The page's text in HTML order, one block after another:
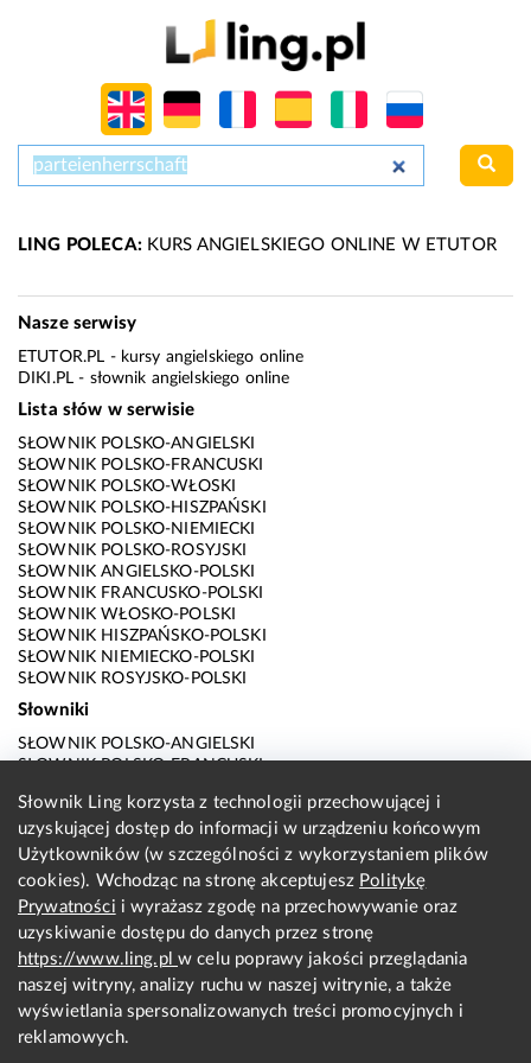
LING POLECA:KURS ANGIELSKIEGO ONLINE W ETUTOR
Nasze serwisy
ETUTOR.PL - kursy angielskiego online
DIKI.PL - słownik angielskiego online
Lista słów w serwisie
SŁOWNIK POLSKO-ANGIELSKI
SŁOWNIK POLSKO-FRANCUSKI
SŁOWNIK POLSKO-WŁOSKI
SŁOWNIK POLSKO-HISZPAŃSKI
SŁOWNIK POLSKO-NIEMIECKI
SŁOWNIK POLSKO-ROSYJSKI
SŁOWNIK ANGIELSKO-POLSKI
SŁOWNIK FRANCUSKO-POLSKI
SŁOWNIK WŁOSKO-POLSKI
SŁOWNIK HISZPAŃSKO-POLSKI
SŁOWNIK NIEMIECKO-POLSKI
SŁOWNIK ROSYJSKO-POLSKI
Słowniki
SŁOWNIK POLSKO-ANGIELSKI
SŁOWNIK POLSKO-FRANCUSKI
SŁOWNIK POLSKO-HISZPAŃSKI
SŁOWNIK POLSKO-NIEMIECKI
SŁOWNIK POLSKO-ROSYJSKI
SŁOWNIK ANGIELSKO-POLSKI
SŁOWNIK FRANCUSKO-POLSKI
SŁOWNIK WŁOSKO-POLSKI
SŁOWNIK HISZPAŃSKO-POLSKI
SŁOWNIK NIEMIECKO-POLSKI
SŁOWNIK ROSYJSKO-POLSKI
O nas
KONTAKT Z REDAKCJĄ
Słownik Ling korzysta z technologii przechowującej i
uzyskującej dostęp do informacji w urządzeniu końcowym
Użytkowników (w szczególności z wykorzystaniem plików
cookies). Wchodząc na stronę akceptujesz Politykę
Prywatności i wyrażasz zgodę na przechowywanie oraz
uzyskiwanie dostępu do danych przez stronę
https://www.ling.plw celu poprawy jakości przeglądania
naszej witryny, analizy ruchu w naszej witrynie, a także
wyświetlania spersonalizowanych treści promocyjnych i
reklamowych.